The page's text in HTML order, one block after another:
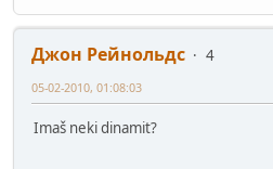
Джон Рейнольдс
4
05-02-2010, 01:08:03
Imaš neki dinamit?